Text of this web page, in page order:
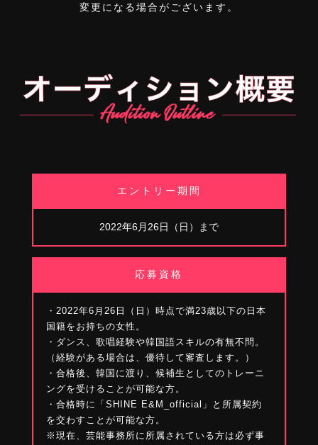
変更になる場合がございます。
エントリー期間
2022年6月26日（日）まで
応募資格
・2022年6月26日（日）時点で満23歳以下の日本
国籍をお持ちの女性。
・ダンス、歌唱経験や韓国語スキルの有無不問。
（経験がある場合は、優待して審査します。）
・合格後、韓国に渡り、候補生としてのトレーニ
ングを受けることが可能な方。
・合格時に「SHINE E&M_official」と所属契約
を交わすことが可能な方。
※現在、芸能事務所に所属されている方は必ず事